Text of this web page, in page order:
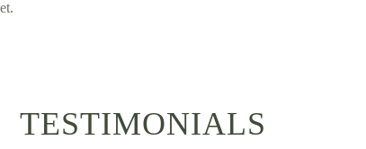
TESTIMONIALS